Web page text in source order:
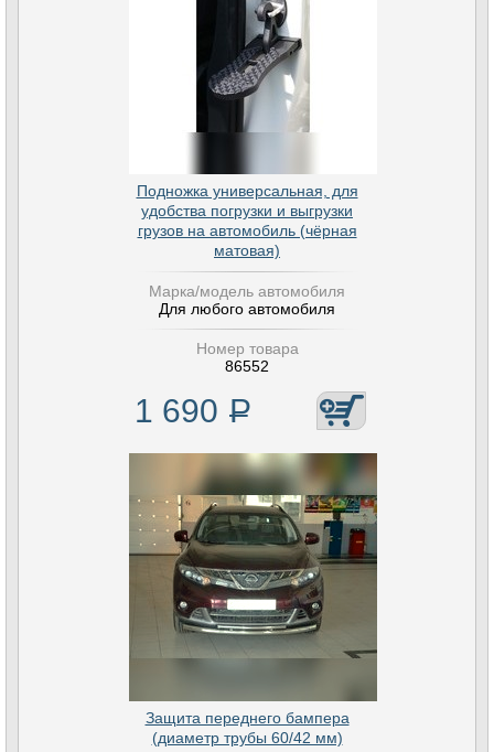
Подножка универсальная, для
удобства погрузки и выгрузки
грузов на автомобиль (чёрная
матовая)
Марка/модель автомобиля
Для любого автомобиля
Номер товара
86552
1 690 Р
Защита переднего бампера
(диаметр трубы 60/42 мм)